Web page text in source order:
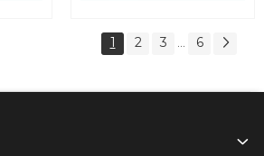
1 2 3 6